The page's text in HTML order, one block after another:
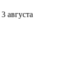
3 августа